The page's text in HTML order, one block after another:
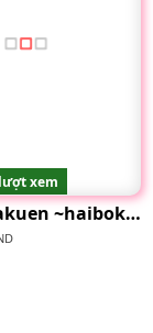
xem
Rinkan Gakuen ~haibokusha-tachi Wa Midaremau